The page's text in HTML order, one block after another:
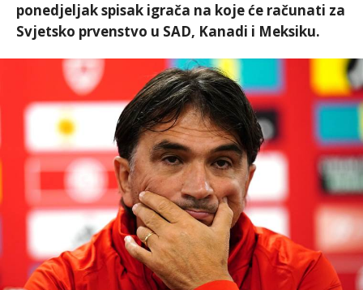
ponedjeljak spisak igrača na koje će računati za
Svjetsko prvenstvo u SAD, Kanadi i Meksiku.